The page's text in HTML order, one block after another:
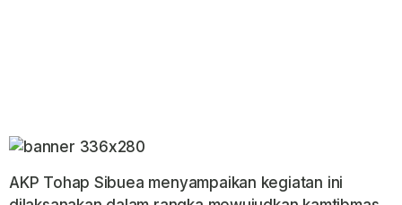
AKP Tohap Sibuea menyampaikan kegiatan ini